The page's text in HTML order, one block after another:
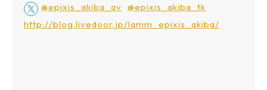
@epixis_akiba_av @epixis_akiba_tk
http://blog.livedoor.jp/lamm_epixis_akiba/